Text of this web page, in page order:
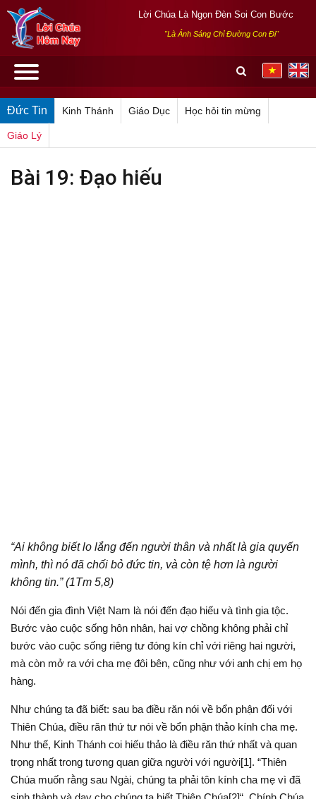
Lời Chúa Là Ngọn Đèn Soi Con Bước
"Là Ánh Sáng Chỉ Đường Con Đi"
Đức Tin Kinh Thánh Giáo Dục Học hỏi tin mừng
Giáo Lý
Bài 19: Đạo hiếu
“Ai không biết lo lắng đến người thân và nhất là gia quyến
mình, thì nó đã chối bỏ đức tin, và còn tệ hơn là người
không tin.” (1Tm 5,8)
Nói đến gia đình Việt Nam là nói đến đạo hiếu và tình gia tộc.
Bước vào cuộc sống hôn nhân, hai vợ chồng không phải chỉ
bước vào cuộc sống riêng tư đóng kín chỉ với riêng hai người,
mà còn mở ra với cha mẹ đôi bên, cũng như với anh chị em họ
hàng.
Như chúng ta đã biết: sau ba điều răn nói về bổn phận đối với
Thiên Chúa, điều răn thứ tư nói về bổn phận thảo kính cha mẹ.
Như thế, Kinh Thánh coi hiếu thảo là điều răn thứ nhất và quan
trọng nhất trong tương quan giữa người với người[1]. “Thiên
Chúa muốn rằng sau Ngài, chúng ta phải tôn kính cha mẹ vì đã